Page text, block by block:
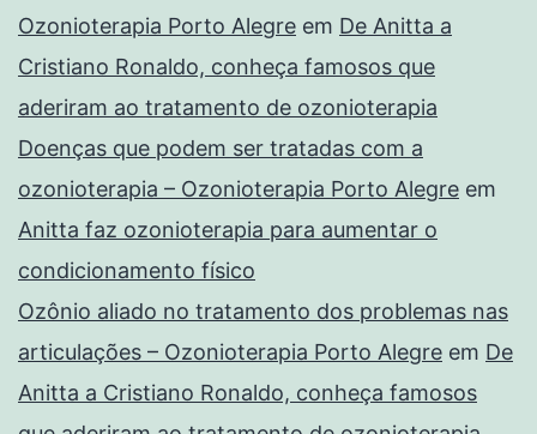
Ozonioterapia Porto Alegre em De Anitta a
Cristiano Ronaldo, conheça famosos que
aderiram ao tratamento de ozonioterapia
Doenças que podem ser tratadas com a
ozonioterapia – Ozonioterapia Porto Alegre em
Anitta faz ozonioterapia para aumentar o
condicionamento físico
Ozônio aliado no tratamento dos problemas nas
articulações – Ozonioterapia Porto Alegre em De
Anitta a Cristiano Ronaldo, conheça famosos